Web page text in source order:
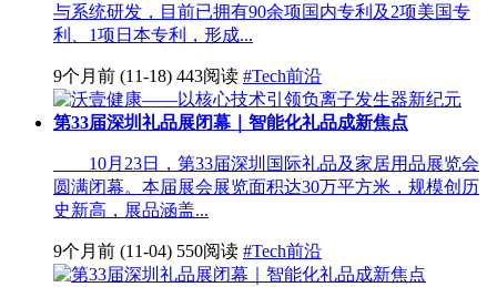
与系统研发，目前已拥有90余项国内专利及2项美国专
利、1项日本专利，形成...
9个月前 (11-18) 443阅读 #Tech前沿
第33届深圳礼品展闭幕｜智能化礼品成新焦点
10月23日，第33届深圳国际礼品及家居用品展览会
圆满闭幕。本届展会展览面积达30万平方米，规模创历
史新高，展品涵盖...
9个月前 (11-04) 550阅读 #Tech前沿